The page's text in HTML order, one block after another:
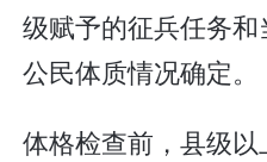
级赋予的征兵任务
公民体质情况确定。
体格检查前，县级